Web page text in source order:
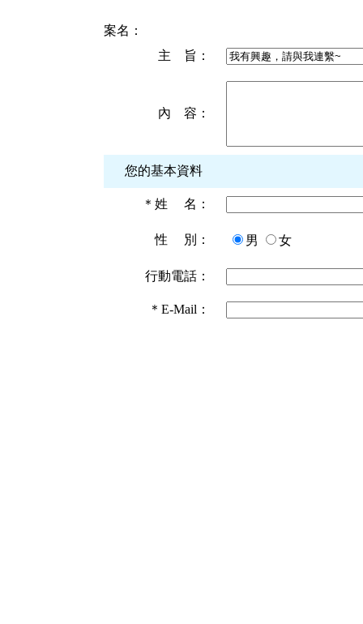
案名：
主 旨：
內 容：
您的基本資料
＊ 姓 名：
性 別： 男 女
行動電話：
＊ E-Mail：